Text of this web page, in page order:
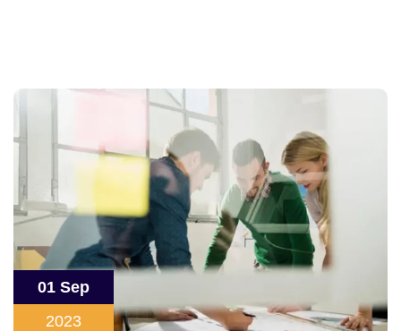
01 Sep
2023